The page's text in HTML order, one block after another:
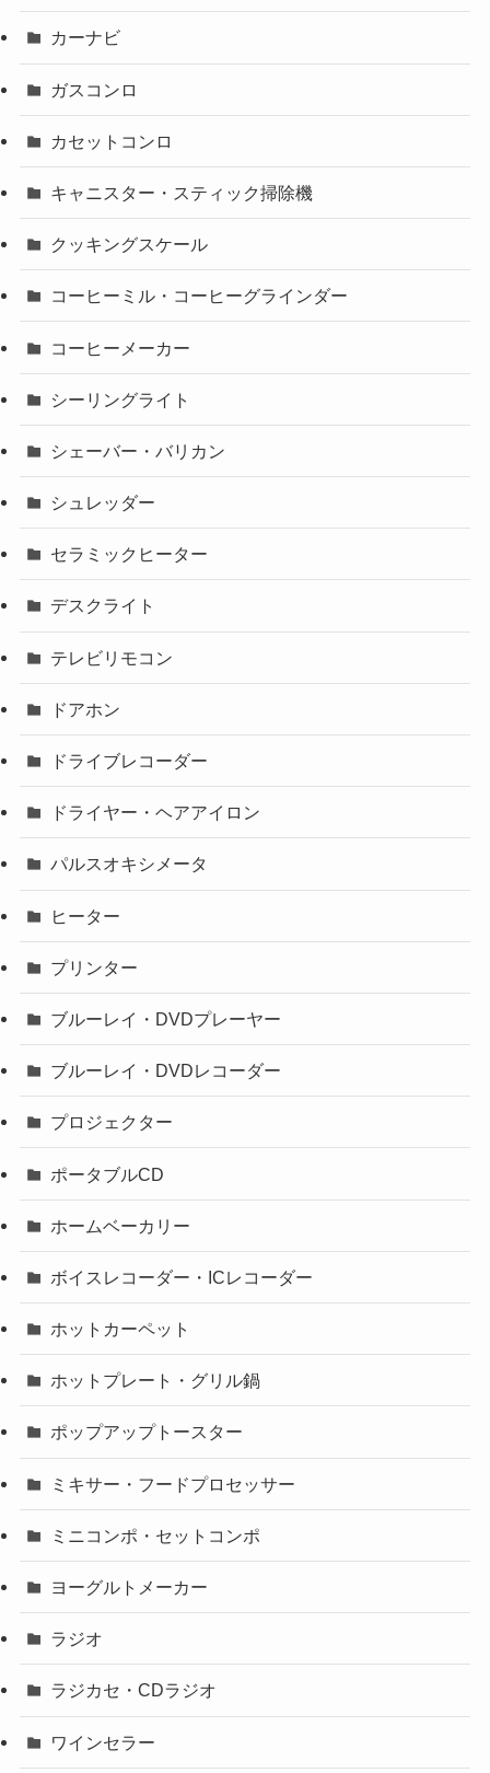
カーナビ
ガスコンロ
カセットコンロ
キャニスター・スティック掃除機
クッキングスケール
コーヒーミル・コーヒーグラインダー
コーヒーメーカー
シーリングライト
シェーバー・バリカン
シュレッダー
セラミックヒーター
デスクライト
テレビリモコン
ドアホン
ドライブレコーダー
ドライヤー・ヘアアイロン
パルスオキシメータ
ヒーター
プリンター
ブルーレイ・DVDプレーヤー
ブルーレイ・DVDレコーダー
プロジェクター
ポータブルCD
ホームベーカリー
ボイスレコーダー・ICレコーダー
ホットカーペット
ホットプレート・グリル鍋
ポップアップトースター
ミキサー・フードプロセッサー
ミニコンポ・セットコンポ
ヨーグルトメーカー
ラジオ
ラジカセ・CDラジオ
ワインセラー